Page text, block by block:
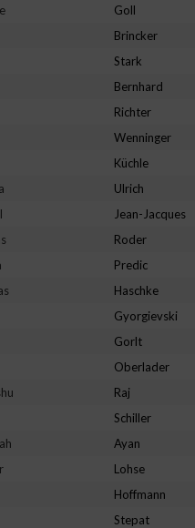
Goll
Brincker
Stark
Bernhard
Richter
Wenninger
Küchle
Ulrich
Jean-Jacques
Roder
Predic
Haschke
Gyorgievski
Gorlt
Oberlader
Raj
Schiller
Ayan
Lohse
Hoffmann
Stepat
zur Personalisierung von
zur Auswahl
der Angebote
Daten zur Auswahl von
Standortdaten